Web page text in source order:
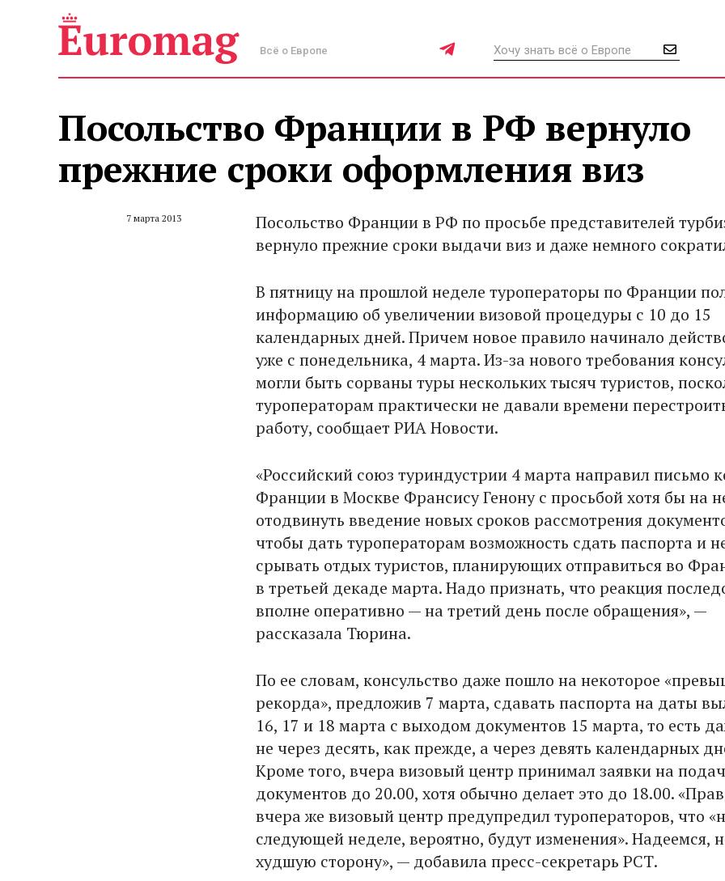
Всё о Европе
Посольство Франции в РФ вернуло
прежние сроки оформления виз
7 марта 2013
Посольство Франции в РФ по просьбе представителей
вернуло прежние сроки выдачи виз и даже немного
В пятницу на прошлой неделе туроператоры по Франции
информацию об увеличении визовой процедуры с 10 до 15
календарных дней. Причем новое правило начинало
уже с понедельника, 4 марта. Из-за нового требования
могли быть сорваны туры нескольких тысяч туристов,
туроператорам практически не давали времени
работу, сообщает РИА Новости.
«Российский союз туриндустрии 4 марта направил письмо
Франции в Москве Франсису Генону с просьбой хотя бы на
отодвинуть введение новых сроков рассмотрения
чтобы дать туроператорам возможность сдать паспорта и
срывать отдых туристов, планирующих отправиться во
в третьей декаде марта. Надо признать, что реакция
вполне оперативно — на третий день после обращения», —
рассказала Тюрина.
По ее словам, консульство даже пошло на некоторое
рекорда», предложив 7 марта, сдавать паспорта на даты
16, 17 и 18 марта с выходом документов 15 марта, то есть
не через десять, как прежде, а через девять календарных
Кроме того, вчера визовый центр принимал заявки на
документов до 20.00, хотя обычно делает это до 18.00.
вчера же визовый центр предупредил туроператоров, что
следующей неделе, вероятно, будут изменения». Надеемся,
худшую сторону», — добавила пресс-секретарь РСТ.